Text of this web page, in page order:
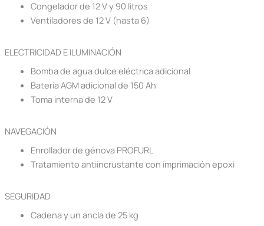
Congelador de 12 V y 90 litros
Ventiladores de 12 V (hasta 6)
ELECTRICIDAD E ILUMINACIÓN
Bomba de agua dulce eléctrica adicional
Batería AGM adicional de 150 Ah
Toma interna de 12 V
NAVEGACIÓN
Enrollador de génova PROFURL
Tratamiento antiincrustante con imprimación epoxi
SEGURIDAD
Cadena y un ancla de 25 kg